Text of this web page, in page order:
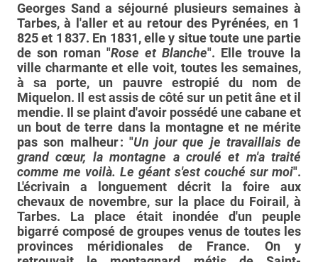
Georges Sand a séjourné plusieurs semaines à
Tarbes, à l'aller et au retour des Pyrénées, en 1
825 et 1 837. En 1831, elle y situe toute une partie
de son roman "Rose et Blanche". Elle trouve la
ville charmante et elle voit, toutes les semaines,
à sa porte, un pauvre estropié du nom de
Miquelon. Il est assis de côté sur un petit âne et il
mendie. Il se plaint d'avoir possédé une cabane et
un bout de terre dans la montagne et ne mérite
pas son malheur : "Un jour que je travaillais de
grand cœur, la montagne a croulé et m'a traité
comme me voilà. Le géant s'est couché sur moi".
L'écrivain a longuement décrit la foire aux
chevaux de novembre, sur la place du Foirail, à
Tarbes. La place était inondée d'un peuple
bigarré composé de groupes venus de toutes les
provinces méridionales de France. On y